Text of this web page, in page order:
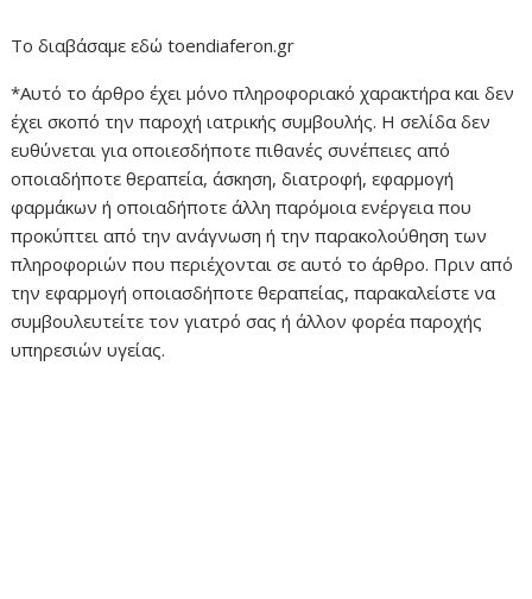
Το διαβάσαμε εδώ toendiaferon.gr
*Αυτό το άρθρο έχει μόνο πληροφοριακό χαρακτήρα και δεν
έχει σκοπό την παροχή ιατρικής συμβουλής. Η σελίδα δεν
ευθύνεται για οποιεσδήποτε πιθανές συνέπειες από
οποιαδήποτε θεραπεία, άσκηση, διατροφή, εφαρμογή
φαρμάκων ή οποιαδήποτε άλλη παρόμοια ενέργεια που
προκύπτει από την ανάγνωση ή την παρακολούθηση των
πληροφοριών που περιέχονται σε αυτό το άρθρο. Πριν από
την εφαρμογή οποιασδήποτε θεραπείας, παρακαλείστε να
συμβουλευτείτε τον γιατρό σας ή άλλον φορέα παροχής
υπηρεσιών υγείας.